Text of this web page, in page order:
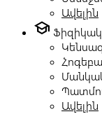
Ավելին
school
Ավելին